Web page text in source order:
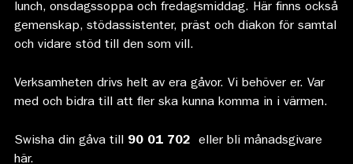
lunch, onsdagssoppa och fredagsmiddag. Här finns också
gemenskap, stödassistenter, präst och diakon för samtal
och vidare stöd till den som vill.
Verksamheten drivs helt av era gåvor. Vi behöver er. Var
med och bidra till att fler ska kunna komma in i värmen.
Swisha din gåva till 90 01 702 eller bli månadsgivare
här.